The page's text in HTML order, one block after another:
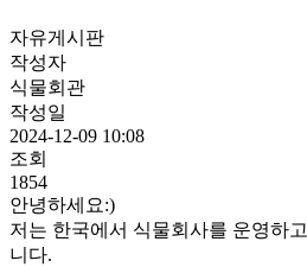
자유게시판
작성자
식물회관
작성일
2024-12-09 10:08
조회
1854
안녕하세요:)
저는 한국에서 식물회사를 운영하
니다.